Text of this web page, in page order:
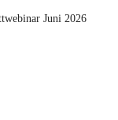
Juni 2026